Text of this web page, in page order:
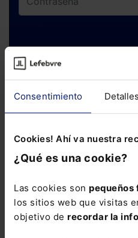
Consentimiento Detalles
Cookies! Ahí va nuestra
¿Qué es una cookie?
Las cookies son
los sitios web que visitas
objetivo de recordar la
¿Has olvidado tu
Si todavía no te has
está oportunidad y
con un25% de